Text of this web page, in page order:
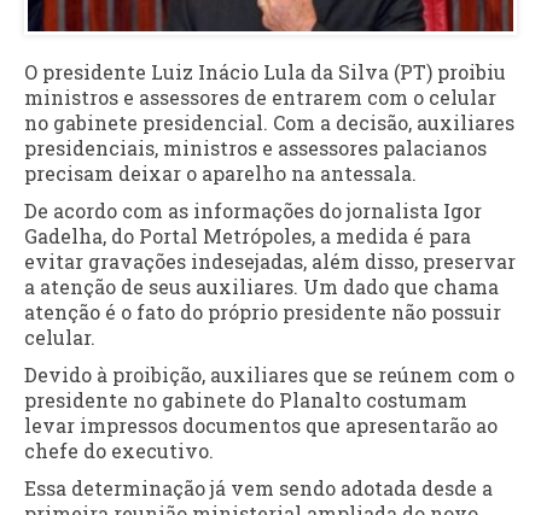
O presidente Luiz Inácio Lula da Silva (PT) proibiu
ministros e assessores de entrarem com o celular
no gabinete presidencial. Com a decisão, auxiliares
presidenciais, ministros e assessores palacianos
precisam deixar o aparelho na antessala.
De acordo com as informações do jornalista Igor
Gadelha, do Portal Metrópoles, a medida é para
evitar gravações indesejadas, além disso, preservar
a atenção de seus auxiliares. Um dado que chama
atenção é o fato do próprio presidente não possuir
celular.
Devido à proibição, auxiliares que se reúnem com o
presidente no gabinete do Planalto costumam
levar impressos documentos que apresentarão ao
chefe do executivo.
Essa determinação já vem sendo adotada desde a